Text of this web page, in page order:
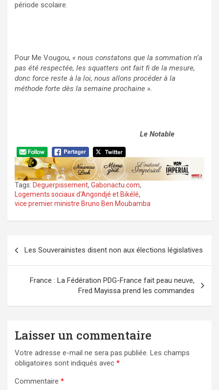
période scolaire.
Pour Me Vougou, « nous constatons que la sommation n’a
pas été respectée, les squatters ont fait fi de la mesure,
donc force reste à la loi, nous allons procéder à la
méthode forte dès la semaine prochaine ».
Le Notable
Tags: Deguerpissement, Gabonactu.com,
Logements sociaux d'Angondjé et Bikélé,
vice premier ministre Bruno Ben Moubamba
de
l’article
Les Souverainistes disent non aux élections législatives
France : La Fédération PDG-France fait peau neuve,
Fred Mayissa prend les commandes
Laisser un commentaire
Votre adresse e-mail ne sera pas publiée. Les champs
obligatoires sont indiqués avec *
Commentaire *